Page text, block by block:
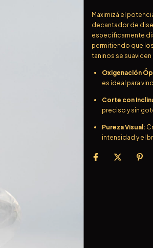
Maximizá el
decantador de
específicamente
permitiendo que
taninos se suavicen
Oxigenación
es ideal para
Corte con
preciso y sin
Pureza Visual:
intensidad y el